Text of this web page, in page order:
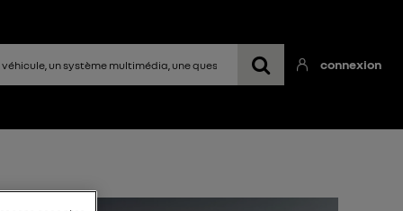
connexion